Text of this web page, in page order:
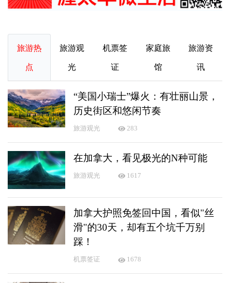
旅游热
点
旅游观
光
机票签
证
家庭旅
馆
旅游资
讯
“美国小瑞士”爆火：有壮丽山景，
历史街区和悠闲节奏
旅游观光 283
在加拿大，看见极光的N种可能
旅游观光 1617
加拿大护照免签回中国，看似"丝
滑"的30天，却有五个坑千万别
踩！
机票签证 1678